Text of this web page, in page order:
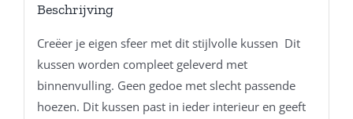
Beschrijving
Creëer je eigen sfeer met dit stijlvolle kussen Dit
kussen worden compleet geleverd met
binnenvulling. Geen gedoe met slecht passende
hoezen. Dit kussen past in ieder interieur en geeft